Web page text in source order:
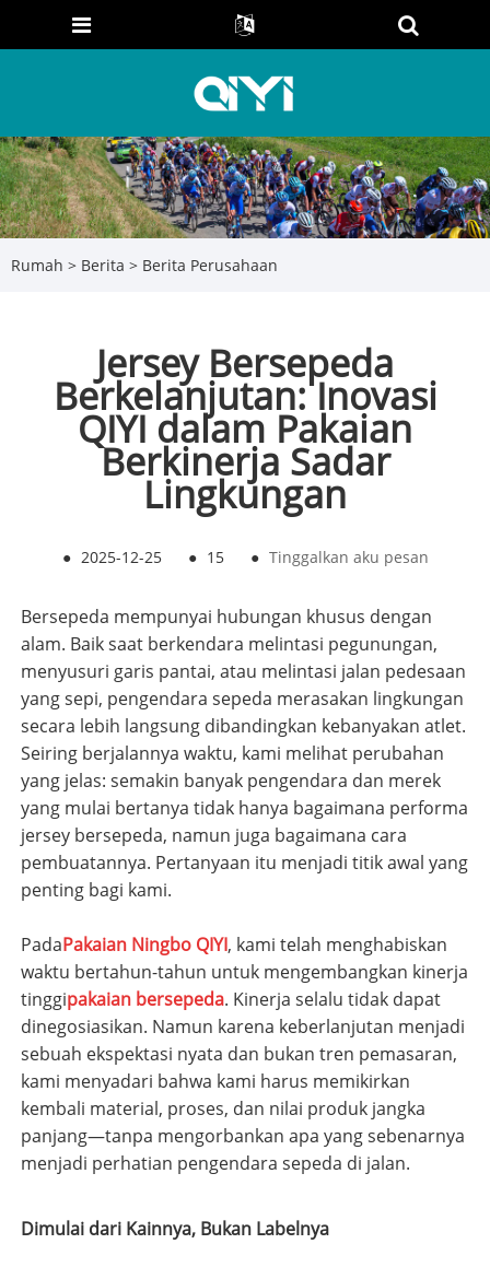
Rumah > Berita > Berita Perusahaan
Jersey Bersepeda
Berkelanjutan: Inovasi
QIYI dalam Pakaian
Berkinerja Sadar
Lingkungan
● 2025-12-25 ● 15 ● Tinggalkan aku pesan
Bersepeda mempunyai hubungan khusus dengan
alam. Baik saat berkendara melintasi pegunungan,
menyusuri garis pantai, atau melintasi jalan pedesaan
yang sepi, pengendara sepeda merasakan lingkungan
secara lebih langsung dibandingkan kebanyakan atlet.
Seiring berjalannya waktu, kami melihat perubahan
yang jelas: semakin banyak pengendara dan merek
yang mulai bertanya tidak hanya bagaimana performa
jersey bersepeda, namun juga bagaimana cara
pembuatannya. Pertanyaan itu menjadi titik awal yang
penting bagi kami.
PadaPakaian Ningbo QIYI, kami telah menghabiskan
waktu bertahun-tahun untuk mengembangkan kinerja
tinggipakaian bersepeda. Kinerja selalu tidak dapat
dinegosiasikan. Namun karena keberlanjutan menjadi
sebuah ekspektasi nyata dan bukan tren pemasaran,
kami menyadari bahwa kami harus memikirkan
kembali material, proses, dan nilai produk jangka
panjang—tanpa mengorbankan apa yang sebenarnya
menjadi perhatian pengendara sepeda di jalan.
Dimulai dari Kainnya, Bukan Labelnya